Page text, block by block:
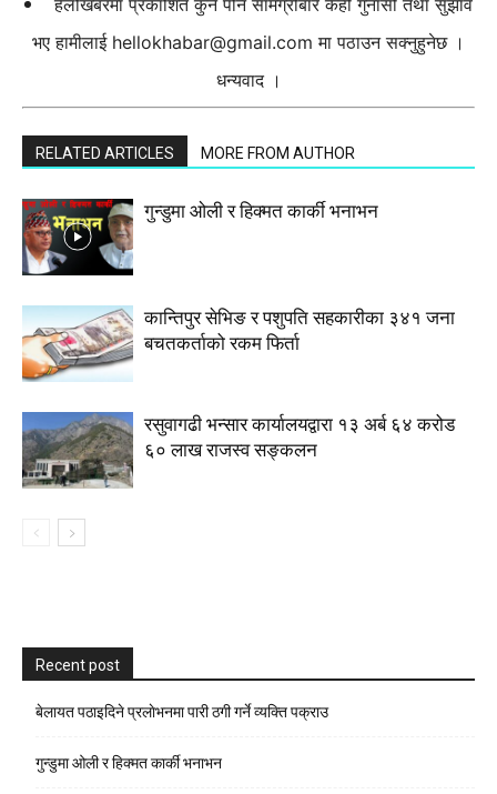
हेलोखबरमा प्रकाशित कुनै पनि सामग्रीबारे केही गुनासो तथा सुझाव
भए हामीलाई hellokhabar@gmail.com मा पठाउन सक्नुहुनेछ ।
धन्यवाद ।
RELATED ARTICLES MORE FROM AUTHOR
गुन्डुमा ओली र हिक्मत कार्की भनाभन
कान्तिपुर सेभिङ र पशुपति सहकारीका ३४१ जना
बचतकर्ताको रकम फिर्ता
रसुवागढी भन्सार कार्यालयद्वारा १३ अर्ब ६४ करोड
६० लाख राजस्व सङ्कलन
Recent post
बेलायत पठाइदिने प्रलाेभनमा पारी ठगी गर्ने व्यक्ति पक्राउ
गुन्डुमा ओली र हिक्मत कार्की भनाभन